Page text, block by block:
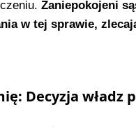
Zaniepokojeni
w tej sprawie,
Decyzja władz